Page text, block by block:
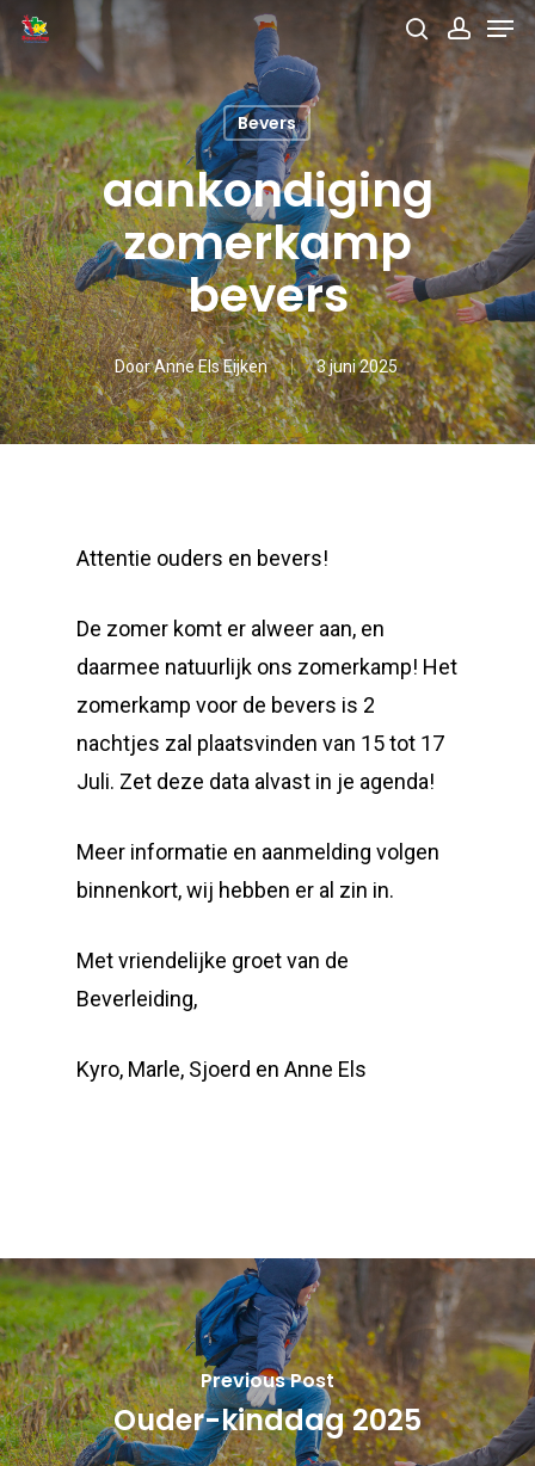
Skip
to
main
content
search
Bevers
aankondiging
zomerkamp
bevers
DoorAnne Els Eijken 3 juni 2025
Attentie ouders en bevers!
De zomer komt er alweer aan, en
daarmee natuurlijk ons zomerkamp! Het
zomerkamp voor de bevers is 2
nachtjes zal plaatsvinden van 15 tot 17
Juli. Zet deze data alvast in je agenda!
Meer informatie en aanmelding volgen
binnenkort, wij hebben er al zin in.
Met vriendelijke groet van de
Beverleiding,
Kyro, Marle, Sjoerd en Anne Els
Previous Post
Ouder-kinddag 2025